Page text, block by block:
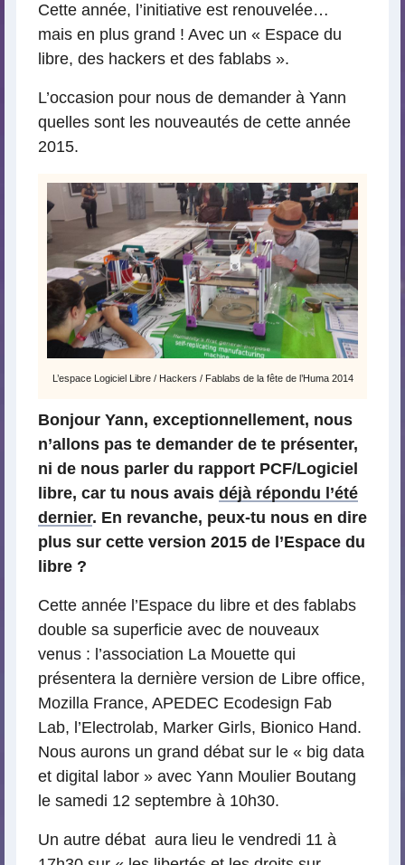
Cette année, l’initiative est renouvelée…
mais en plus grand ! Avec un « Espace du
libre, des hackers et des fablabs ».
L’occasion pour nous de demander à Yann
quelles sont les nouveautés de cette année
2015.
L’espace Logiciel Libre / Hackers / Fablabs de la fête de l’Huma 2014
Bonjour Yann, exceptionnellement, nous
n’allons pas te demander de te présenter,
ni de nous parler du rapport PCF/Logiciel
libre, car tu nous avais déjà répondu l’été
dernier. En revanche, peux-tu nous en dire
plus sur cette version 2015 de l’Espace du
libre ?
Cette année l’Espace du libre et des fablabs
double sa superficie avec de nouveaux
venus : l’association La Mouette qui
présentera la dernière version de Libre office,
Mozilla France, APEDEC Ecodesign Fab
Lab, l’Electrolab, Marker Girls, Bionico Hand.
Nous aurons un grand débat sur le « big data
et digital labor » avec Yann Moulier Boutang
le samedi 12 septembre à 10h30.
Un autre débat aura lieu le vendredi 11 à